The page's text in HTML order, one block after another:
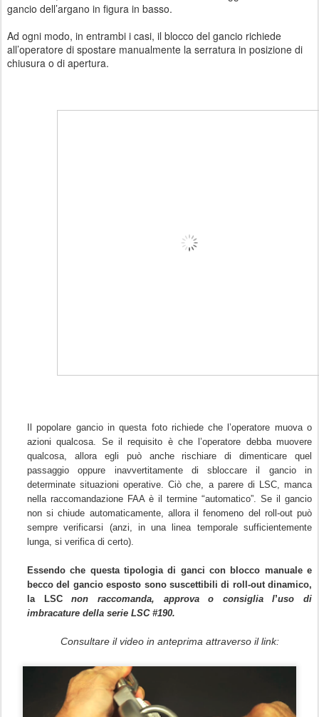
gancio dell’argano in figura in basso.
Ad ogni modo, in entrambi i casi, il blocco del gancio richiede
all’operatore di spostare manualmente la serratura in posizione di
chiusura o di apertura.
Il popolare gancio in questa foto richiede che l’operatore muova o
azioni qualcosa. Se il requisito è che l’operatore debba muovere
qualcosa, allora egli può anche rischiare di dimenticare quel
passaggio oppure inavvertitamente di sbloccare il gancio in
determinate situazioni operative. Ciò che, a parere di LSC, manca
nella raccomandazione FAA è il termine “automatico”. Se il gancio
non si chiude automaticamente, allora il fenomeno del roll-out può
sempre verificarsi (anzi, in una linea temporale sufficientemente
lunga, si verifica di certo).
Essendo che questa tipologia di ganci con blocco manuale e
becco del gancio esposto sono suscettibili di roll-out dinamico,
la LSCnon raccomanda, approva o consiglia l’uso di
imbracature della serie LSC #190.
Consultare il video in anteprima attraverso il link: